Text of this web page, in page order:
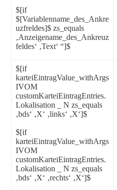
$[if
$[Variablenname_des_Ankre
uzfreldes]$ zs_equals
‚Anzeigename_des_Ankreuz
feldes‘ ‚Text‘ “]$
$[if
karteiEintragValue_withArgs
IVOM
customKarteiEintragEntries.
Lokalisation _ N zs_equals
‚bds‘ ‚X‘ ‚links‘ ‚X‘]$
$[if
karteiEintragValue_withArgs
IVOM
customKarteiEintragEntries.
Lokalisation _ N zs_equals
‚bds‘ ‚X‘ ‚rechts‘ ‚X‘]$